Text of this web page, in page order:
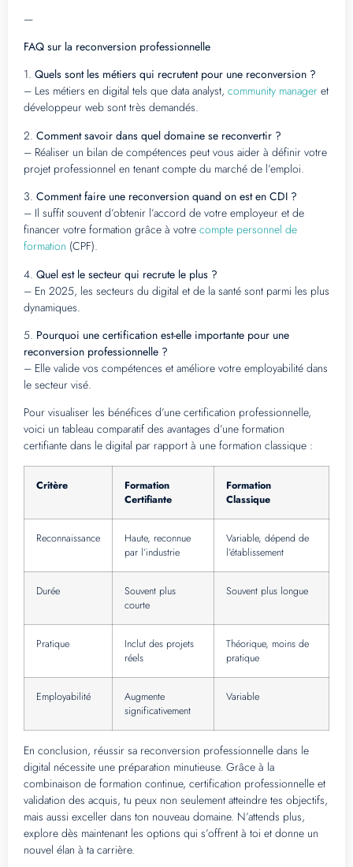
—
FAQ sur la reconversion professionnelle
1. Quels sont les métiers qui recrutent pour une reconversion ?
– Les métiers en digital tels que data analyst, community manager et
développeur web sont très demandés.
2. Comment savoir dans quel domaine se reconvertir ?
– Réaliser un bilan de compétences peut vous aider à définir votre
projet professionnel en tenant compte du marché de l’emploi.
3. Comment faire une reconversion quand on est en CDI ?
– Il suffit souvent d’obtenir l’accord de votre employeur et de
financer votre formation grâce à votre compte personnel de
formation (CPF).
4. Quel est le secteur qui recrute le plus ?
– En 2025, les secteurs du digital et de la santé sont parmi les plus
dynamiques.
5. Pourquoi une certification est-elle importante pour une
reconversion professionnelle ?
– Elle valide vos compétences et améliore votre employabilité dans
le secteur visé.
Pour visualiser les bénéfices d’une certification professionnelle,
voici un tableau comparatif des avantages d’une formation
certifiante dans le digital par rapport à une formation classique :
Critère
Formation
Certifiante
Formation
Classique
Reconnaissance
Haute, reconnue
par l’industrie
Variable, dépend de
l’établissement
Durée
Souvent plus
courte
Souvent plus longue
Pratique
Inclut des projets
réels
Théorique, moins de
pratique
Employabilité
Augmente
significativement
Variable
En conclusion, réussir sa reconversion professionnelle dans le
digital nécessite une préparation minutieuse. Grâce à la
combinaison de formation continue, certification professionnelle et
validation des acquis, tu peux non seulement atteindre tes objectifs,
mais aussi exceller dans ton nouveau domaine. N’attends plus,
explore dès maintenant les options qui s’offrent à toi et donne un
nouvel élan à ta carrière.